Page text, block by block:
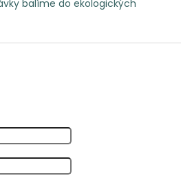
balíme do ekologických